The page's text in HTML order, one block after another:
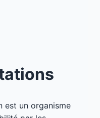
est un organisme